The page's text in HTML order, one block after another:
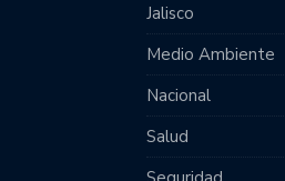
Jalisco
Medio Ambiente
Nacional
Salud